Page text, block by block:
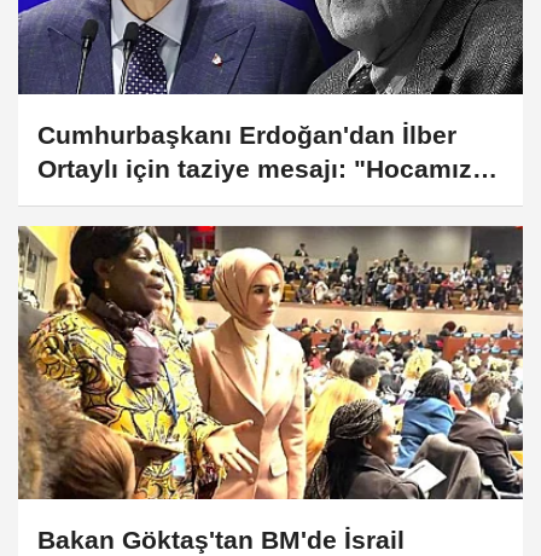
Cumhurbaşkanı Erdoğan'dan İlber
Ortaylı için taziye mesajı: "Hocamızın
vefatından derin üzüntü duydum"
Bakan Göktaş'tan BM'de İsrail